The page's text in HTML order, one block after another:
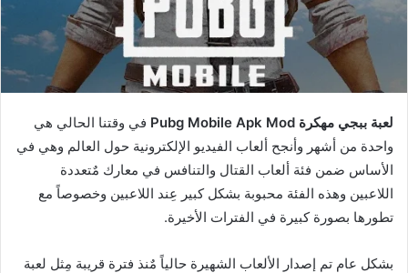
لعبة ببجي مهكرة Pubg Mobile Apk Mod
في وقتنا الحالي هي
واحدة من أشهر وأنجح ألعاب الفيديو الإلكترونية حول العالم وهي في
الأساس ضمن فئة ألعاب القتال والتنافس في معارك مٌتعددة
اللاعبين وهذه الفئة محبوبة بشكل كبير عِند اللاعبين وخصوصاً مع
تطورها بصورة كبيرة في الفترات الأخيرة.
بشكل عام تم إصدار الألعاب الشهيرة حالياً مٌنذ فترة قريبة مِثل لعبة